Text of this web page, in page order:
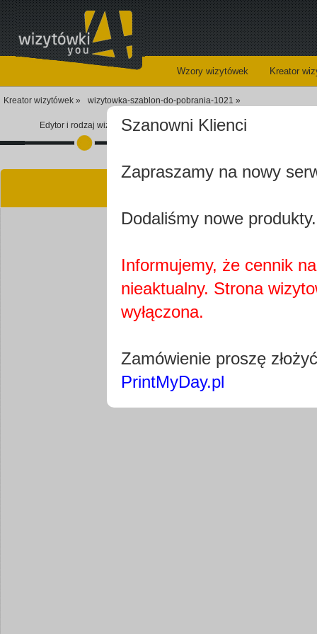
Wzory wizytówek Kreator
Kreator wizytówek » wizytowka-szablon-do-pobrania-1021 »
Edytor i rodzaj wizytówkiSzanowni Klienci
Zapraszamy na nowy
Dodaliśmy nowe
Informujemy, że cennik
nieaktualny. Strona
wyłączona.
Zamówienie proszę
PrintMyDay.pl